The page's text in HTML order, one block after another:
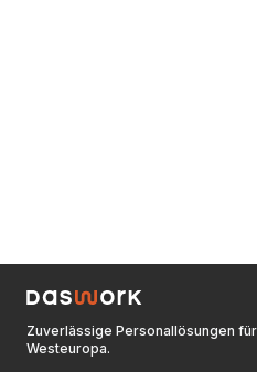
Zuverlässige Personallösungen
Westeuropa.